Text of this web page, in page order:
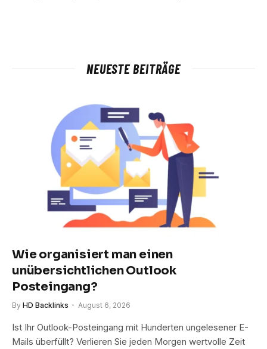
NEUESTE BEITRÄGE
Wie organisiert man einen
unübersichtlichen Outlook
Posteingang?
By HD Backlinks August 6, 2026
Ist Ihr Outlook-Posteingang mit Hunderten ungelesener E-
Mails überfüllt? Verlieren Sie jeden Morgen wertvolle Zeit